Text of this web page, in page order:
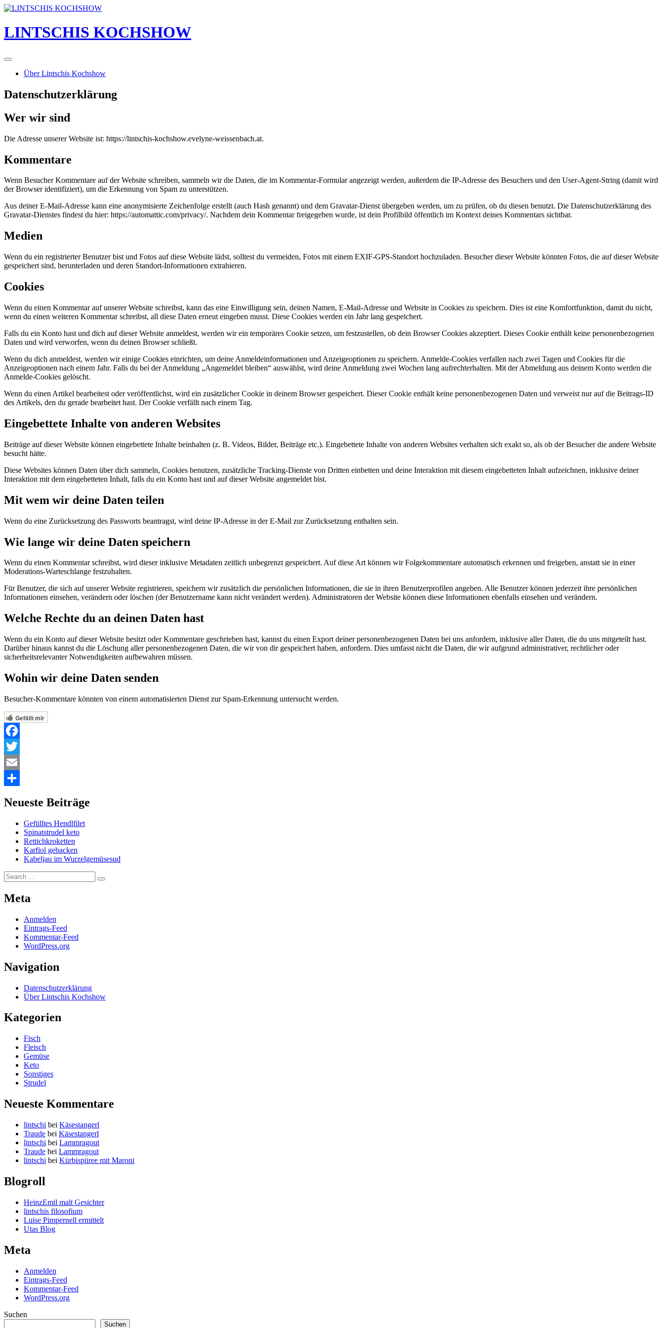
Skip
content
LINTSCHIS KOCHSHOW
Über Lintschis Kochshow
Datenschutzerklärung
Wer wir sind
Die Adresse unserer Website ist: https://lintschis-kochshow.evelyne-weissenbach.at.
Kommentare
Wenn Besucher Kommentare auf der Website schreiben, sammeln wir die Daten, die im Kommentar-Formular angezeigt werden, außerdem die IP-Adresse des Besuchers und den User-Agent-String (damit wird
der Browser identifiziert), um die Erkennung von Spam zu unterstützen.
Aus deiner E-Mail-Adresse kann eine anonymisierte Zeichenfolge erstellt (auch Hash genannt) und dem Gravatar-Dienst übergeben werden, um zu prüfen, ob du diesen benutzt. Die Datenschutzerklärung des
Gravatar-Dienstes findest du hier: https://automattic.com/privacy/. Nachdem dein Kommentar freigegeben wurde, ist dein Profilbild öffentlich im Kontext deines Kommentars sichtbar.
Medien
Wenn du ein registrierter Benutzer bist und Fotos auf diese Website lädst, solltest du vermeiden, Fotos mit einem EXIF-GPS-Standort hochzuladen. Besucher dieser Website könnten Fotos, die auf dieser Website
gespeichert sind, herunterladen und deren Standort-Informationen extrahieren.
Cookies
Wenn du einen Kommentar auf unserer Website schreibst, kann das eine Einwilligung sein, deinen Namen, E-Mail-Adresse und Website in Cookies zu speichern. Dies ist eine Komfortfunktion, damit du nicht,
wenn du einen weiteren Kommentar schreibst, all diese Daten erneut eingeben musst. Diese Cookies werden ein Jahr lang gespeichert.
Falls du ein Konto hast und dich auf dieser Website anmeldest, werden wir ein temporäres Cookie setzen, um festzustellen, ob dein Browser Cookies akzeptiert. Dieses Cookie enthält keine personenbezogenen
Daten und wird verworfen, wenn du deinen Browser schließt.
Wenn du dich anmeldest, werden wir einige Cookies einrichten, um deine Anmeldeinformationen und Anzeigeoptionen zu speichern. Anmelde-Cookies verfallen nach zwei Tagen und Cookies für die
Anzeigeoptionen nach einem Jahr. Falls du bei der Anmeldung „Angemeldet bleiben“ auswählst, wird deine Anmeldung zwei Wochen lang aufrechterhalten. Mit der Abmeldung aus deinem Konto werden die
Anmelde-Cookies gelöscht.
Wenn du einen Artikel bearbeitest oder veröffentlichst, wird ein zusätzlicher Cookie in deinem Browser gespeichert. Dieser Cookie enthält keine personenbezogenen Daten und verweist nur auf die Beitrags-ID
des Artikels, den du gerade bearbeitet hast. Der Cookie verfällt nach einem Tag.
Eingebettete Inhalte von anderen Websites
Beiträge auf dieser Website können eingebettete Inhalte beinhalten (z. B. Videos, Bilder, Beiträge etc.). Eingebettete Inhalte von anderen Websites verhalten sich exakt so, als ob der Besucher die andere Website
besucht hätte.
Diese Websites können Daten über dich sammeln, Cookies benutzen, zusätzliche Tracking-Dienste von Dritten einbetten und deine Interaktion mit diesem eingebetteten Inhalt aufzeichnen, inklusive deiner
Interaktion mit dem eingebetteten Inhalt, falls du ein Konto hast und auf dieser Website angemeldet bist.
Mit wem wir deine Daten teilen
Wenn du eine Zurücksetzung des Passworts beantragst, wird deine IP-Adresse in der E-Mail zur Zurücksetzung enthalten sein.
Wie lange wir deine Daten speichern
Wenn du einen Kommentar schreibst, wird dieser inklusive Metadaten zeitlich unbegrenzt gespeichert. Auf diese Art können wir Folgekommentare automatisch erkennen und freigeben, anstatt sie in einer
Moderations-Warteschlange festzuhalten.
Für Benutzer, die sich auf unserer Website registrieren, speichern wir zusätzlich die persönlichen Informationen, die sie in ihren Benutzerprofilen angeben. Alle Benutzer können jederzeit ihre persönlichen
Informationen einsehen, verändern oder löschen (der Benutzername kann nicht verändert werden). Administratoren der Website können diese Informationen ebenfalls einsehen und verändern.
Welche Rechte du an deinen Daten hast
Wenn du ein Konto auf dieser Website besitzt oder Kommentare geschrieben hast, kannst du einen Export deiner personenbezogenen Daten bei uns anfordern, inklusive aller Daten, die du uns mitgeteilt hast.
Darüber hinaus kannst du die Löschung aller personenbezogenen Daten, die wir von dir gespeichert haben, anfordern. Dies umfasst nicht die Daten, die wir aufgrund administrativer, rechtlicher oder
sicherheitsrelevanter Notwendigkeiten aufbewahren müssen.
Wohin wir deine Daten senden
Besucher-Kommentare könnten von einem automatisierten Dienst zur Spam-Erkennung untersucht werden.
Gefällt mir
Facebook
Twitter
Email
Neueste Beiträge
Gefülltes Hendlfilet
Spinatstrudel keto
Rettichkroketten
Karfiol gebacken
Kabeljau im Wurzelgemüsesud
Search
for:
Meta
Anmelden
Eintrags-Feed
Kommentar-Feed
WordPress.org
Navigation
Datenschutzerklärung
Über Lintschis Kochshow
Kategorien
Fisch
Fleisch
Gemüse
Keto
Sonstiges
Strudel
Neueste Kommentare
lintschi bei Käsestangerl
Traude bei Käsestangerl
lintschi bei Lammragout
Traude bei Lammragout
lintschi bei Kürbispüree mit Maroni
Blogroll
HeinzEmil malt Gesichter
lintschis filosofium
Luise Pimpernell ermittelt
Utas Blog
Meta
Anmelden
Eintrags-Feed
Kommentar-Feed
WordPress.org
Suchen
Suchen